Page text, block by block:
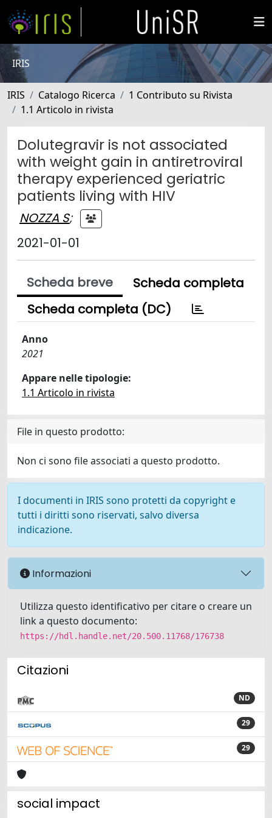
IRIS
IRIS Catalogo Ricerca
1 Contributo su Rivista
1.1 Articolo in rivista
Dolutegravir is not associated
with weight gain in antiretroviral
therapy experienced geriatric
patients living with HIV
NOZZA S;
2021-01-01
Scheda breve
Scheda completa
Scheda completa (DC)
Anno
2021
Appare nelle tipologie:
1.1 Articolo in rivista
File in questo prodotto:
Non ci sono file associati a questo prodotto.
I documenti in IRIS sono protetti da copyright e
tutti i diritti sono riservati, salvo diversa
indicazione.
Informazioni
Utilizza questo identificativo per citare o creare un
link a questo documento:
https://hdl.handle.net/20.500.11768/176738
Citazioni
ND
29
29
social impact